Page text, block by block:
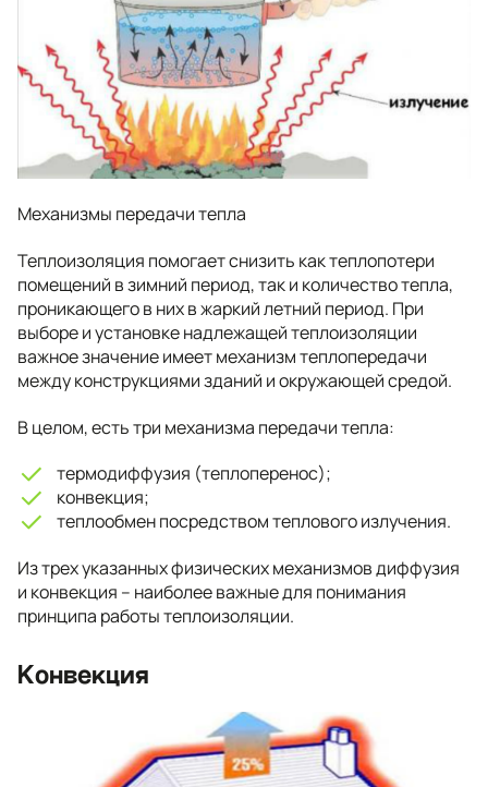
Механизмы передачи тепла
Теплоизоляция помогает снизить как теплопотери
помещений в зимний период, так и количество тепла,
проникающего в них в жаркий летний период. При
выборе и установке надлежащей теплоизоляции
важное значение имеет механизм теплопередачи
между конструкциями зданий и окружающей средой.
В целом, есть три механизма передачи тепла:
термодиффузия (теплоперенос);
конвекция;
теплообмен посредством теплового излучения.
Из трех указанных физических механизмов диффузия
и конвекция – наиболее важные для понимания
принципа работы теплоизоляции.
Конвекция